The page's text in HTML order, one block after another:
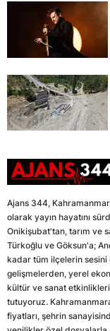
Ajans 344,
olarak yayın hayatını
Onikişubat'tan, tarım ve
Türkoğlu ve Göksun'a;
kadar tüm ilçelerin
gelişmelerden, yerel
kültür ve sanat
tutuyoruz.
fiyatları, şehrin